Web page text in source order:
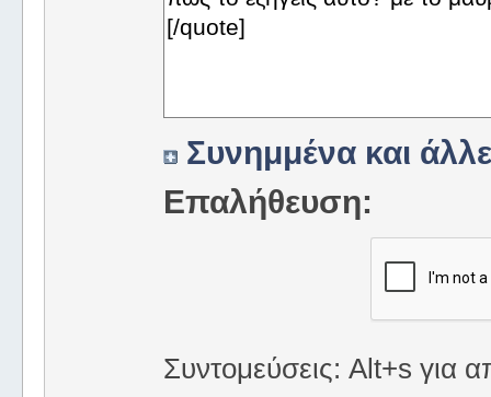
Συνημμένα και
Επαλήθευση:
Συντομεύσεις: Alt+s για